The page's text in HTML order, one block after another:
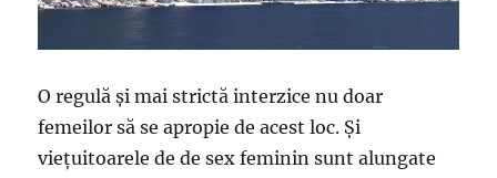
O regulă și mai strictă interzice nu doar
femeilor să se apropie de acest loc. Și
viețuitoarele de de sex feminin sunt alungate